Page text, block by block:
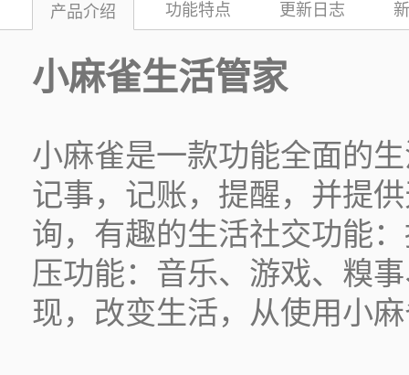
产品介绍 功能特点 更新日志
小麻雀生活管家
小麻雀是一款功能全面的
记事，记账，提醒，并提
询，有趣的生活社交功能
压功能：音乐、游戏、糗
现，改变生活，从使用小